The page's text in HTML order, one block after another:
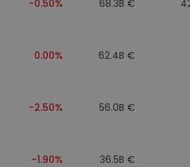
-0.50% 68.3B €
0.00% 62.4B €
-2.50% 56.0B €
-1.90% 36.5B €